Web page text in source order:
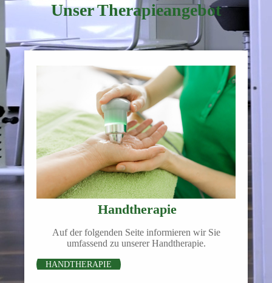
Unser Therapieangebot
Handtherapie
Auf der folgenden Seite informieren wir Sie
umfassend zu unserer Handtherapie.
HANDTHERAPIE